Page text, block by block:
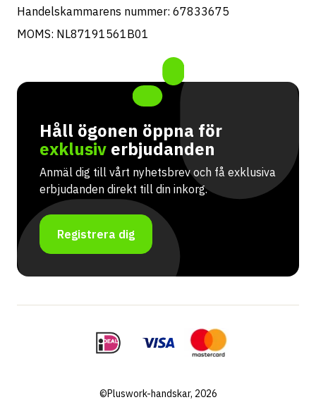
Handelskammarens nummer: 67833675
MOMS: NL87191561B01
Håll ögonen öppna för
exklusiv erbjudanden
Anmäl dig till vårt nyhetsbrev och få exklusiva
erbjudanden direkt till din inkorg.
Registrera dig
©Pluswork-handskar, 2026